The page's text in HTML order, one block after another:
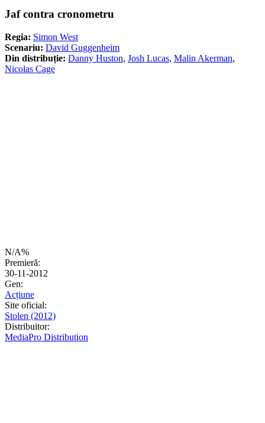
Jaf contra cronometru
Regia: Simon West
Scenariu: David Guggenheim
Din distribuție: Danny Huston, Josh Lucas, Malin Akerman,
Nicolas Cage
N/A%
Premieră:
30-11-2012
Gen:
Acțiune
Site oficial:
Stolen (2012)
Distribuitor:
MediaPro Distribution